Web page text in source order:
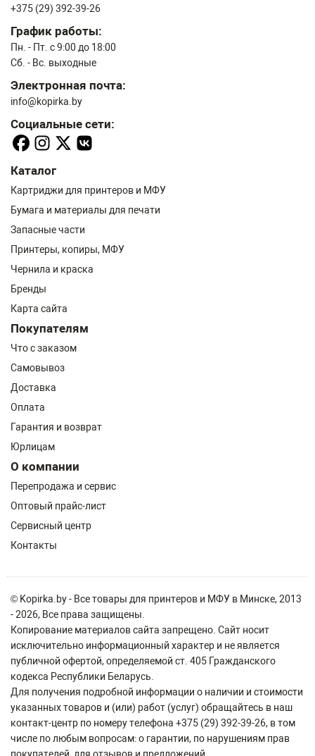
+375 (29) 392-39-26
График работы:
Пн. - Пт. с 9:00 до 18:00
Сб. - Вс. выходные
Электронная почта:
info@kopirka.by
Социальные сети:
Каталог
Картриджи для принтеров и МФУ
Бумага и материалы для печати
Запасные части
Принтеры, копиры, МФУ
Чернила и краска
Бренды
Карта сайта
Покупателям
Что с заказом
Самовывоз
Доставка
Оплата
Гарантия и возврат
Юрлицам
О компании
Перепродажа и сервис
Оптовый прайс-лист
Сервисный центр
Контакты
© Kopirka.by - Все товары для принтеров и МФУ в Минске, 2013
- 2026, Все права защищены.
Копирование материалов сайта запрещено. Сайт носит
исключительно информационный характер и не является
публичной офертой, определяемой ст. 405 Гражданского
кодекса Республики Беларусь.
Для получения подробной информации о наличии и стоимости
указанных товаров и (или) работ (услуг) обращайтесь в наш
контакт-центр по номеру телефона +375 (29) 392-39-26, в том
числе по любым вопросам: о гарантии, по нарушениям прав